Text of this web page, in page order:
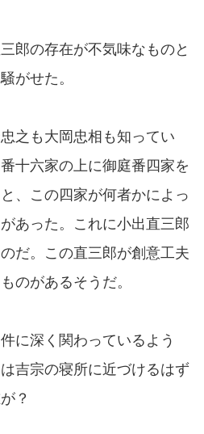
郎の存在が不気味なものと
がせた。
之も大岡忠相も知ってい
十六家の上に御庭番四家を
、この四家が何者かによっ
あった。これに小出直三郎
だ。この直三郎が創意工夫
のがあるそうだ。
に深く関わっているよう
吉宗の寝所に近づけるはず
？